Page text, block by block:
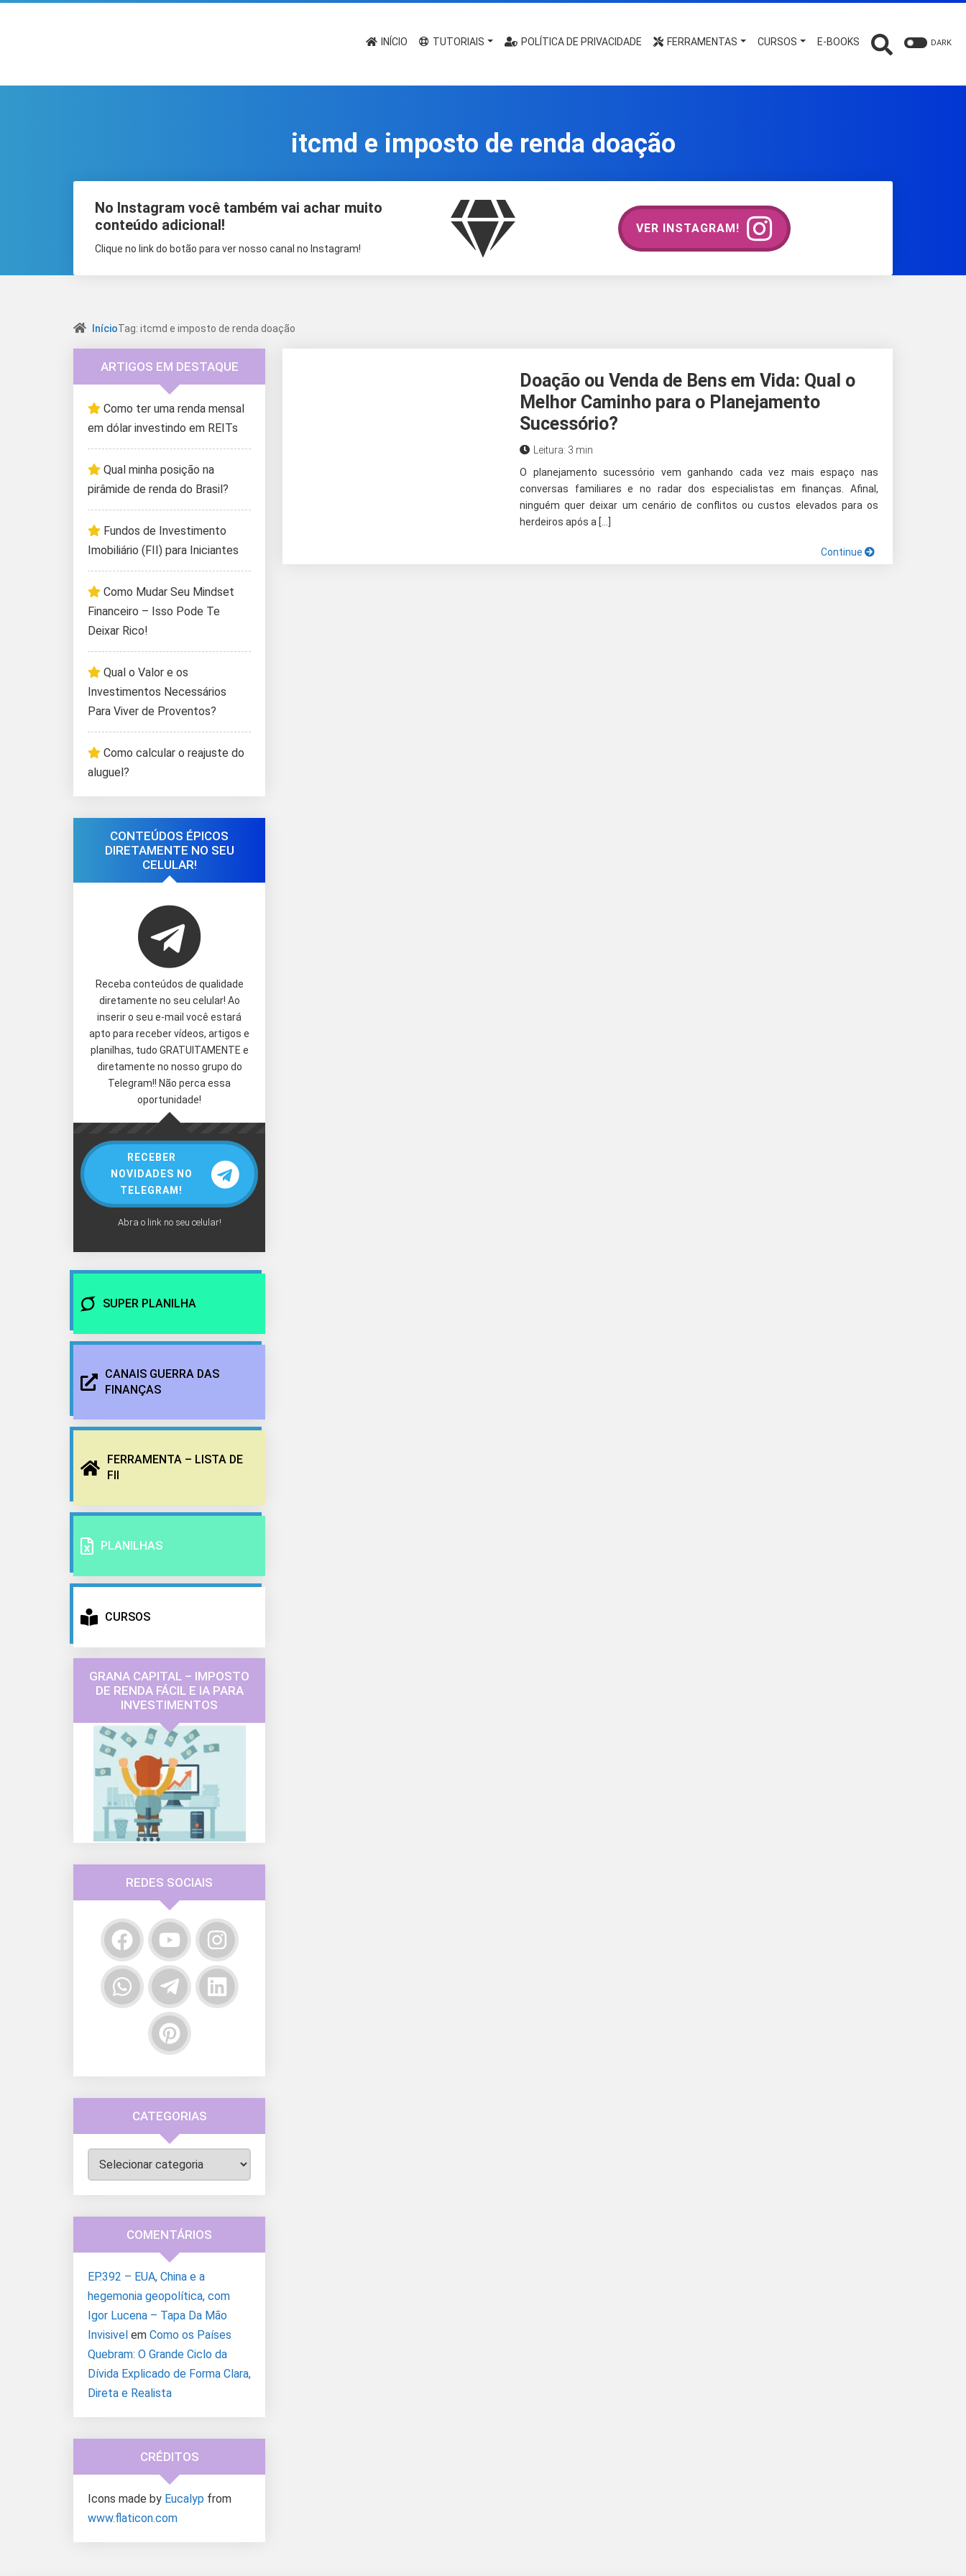
INÍCIO TUTORIAIS POLÍTICA DE PRIVACIDADE FERRAMENTAS CURSOS E-BOOKS DARK
itcmd e imposto de renda doação
No Instagram você também vai achar muito
conteúdo adicional!
Clique no link do botão para ver nosso canal no Instagram!
VER INSTAGRAM!
InícioTag: itcmd e imposto de renda doação
Doação ou Venda de Bens em Vida: Qual o
Melhor Caminho para o Planejamento
Sucessório?
Leitura: 3 min
O planejamento sucessório vem ganhando cada vez mais espaço nas
conversas familiares e no radar dos especialistas em finanças. Afinal,
ninguém quer deixar um cenário de conflitos ou custos elevados para os
herdeiros após a […]
Continue
ARTIGOS EM DESTAQUE
Como ter uma renda mensal
em dólar investindo em REITs
Qual minha posição na
pirâmide de renda do Brasil?
Fundos de Investimento
Imobiliário (FII) para Iniciantes
Como Mudar Seu Mindset
Financeiro – Isso Pode Te
Deixar Rico!
Qual o Valor e os
Investimentos Necessários
Para Viver de Proventos?
Como calcular o reajuste do
aluguel?
CONTEÚDOS ÉPICOS
DIRETAMENTE NO SEU
CELULAR!
Receba conteúdos de qualidade
diretamente no seu celular! Ao
inserir o seu e-mail você estará
apto para receber vídeos, artigos e
planilhas, tudo GRATUITAMENTE e
diretamente no nosso grupo do
Telegram!! Não perca essa
oportunidade!
RECEBER
NOVIDADES NO
TELEGRAM!
Abra o link no seu celular!
SUPER PLANILHA
CANAIS GUERRA DAS
FINANÇAS
FERRAMENTA – LISTA DE
FII
PLANILHAS
CURSOS
GRANA CAPITAL – IMPOSTO
DE RENDA FÁCIL E IA PARA
INVESTIMENTOS
REDES SOCIAIS
CATEGORIAS
Categorias
COMENTÁRIOS
EP.392 – EUA, China e a
hegemonia geopolítica, com
Igor Lucena – Tapa Da Mão
Invisivel em Como os Países
Quebram: O Grande Ciclo da
Dívida Explicado de Forma Clara,
Direta e Realista
CRÉDITOS
Icons made by Eucalyp from
www.flaticon.com